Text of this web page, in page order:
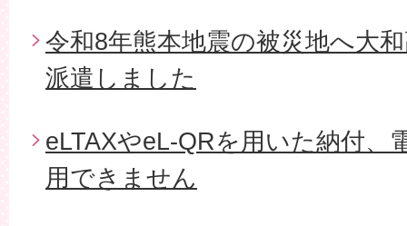
令和8年熊本地震の被災地へ大
派遣しました
eLTAXやeL-QRを用いた納付、
用できません